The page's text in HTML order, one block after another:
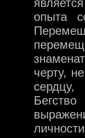
опыта
черту,